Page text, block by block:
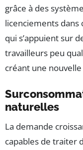
grâce à des
licenciements
qui s’appuient sur
travailleurs peu
créant une
naturelles
La demande
capables de traiter